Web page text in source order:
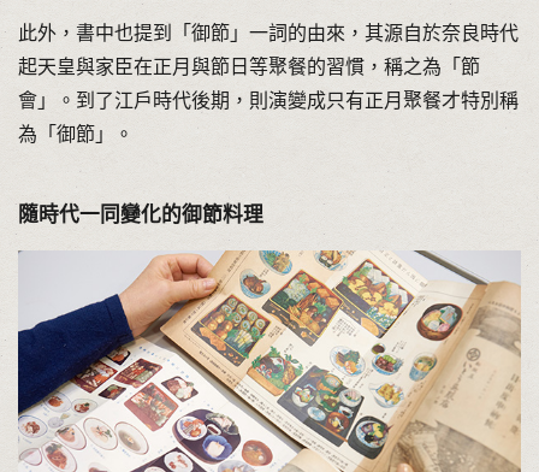
此外，書中也提到「御節」一詞的由來，其源自於奈良時代
起天皇與家臣在正月與節日等聚餐的習慣，稱之為「節
會」。到了江戶時代後期，則演變成只有正月聚餐才特別稱
為「御節」。
隨時代一同變化的御節料理